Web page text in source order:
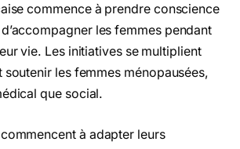
commence à prendre conscience
les femmes pendant
vie. Les initiatives se multiplient
les femmes ménopausées,
que social.
à adapter leurs